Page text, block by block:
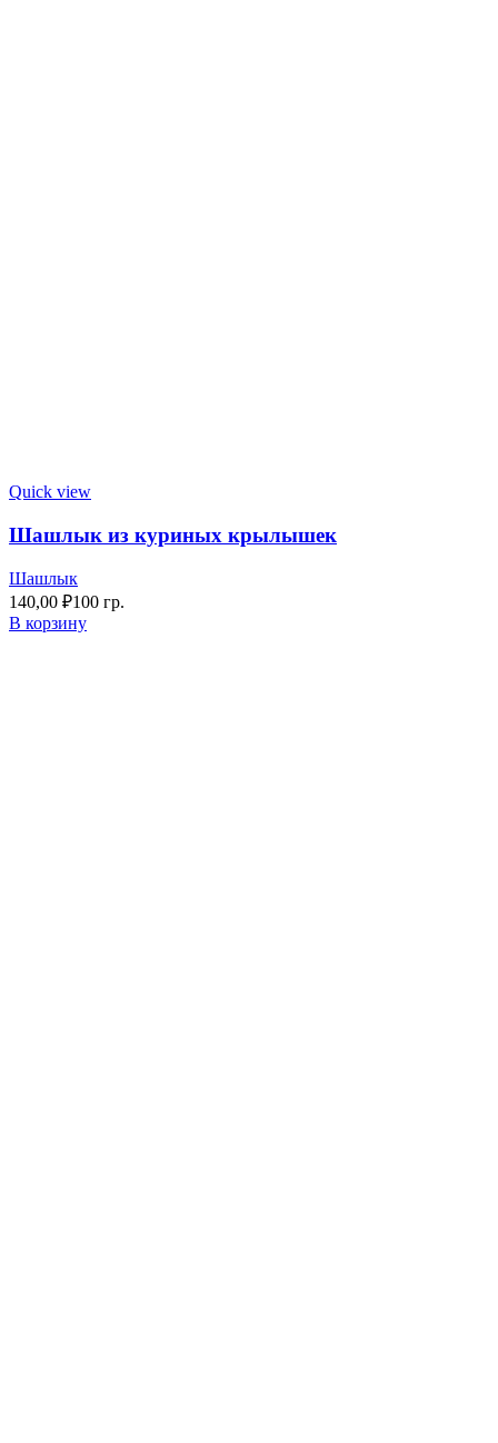
Quick view
Шашлык из куриных крылышек
Шашлык
140,00 ₽100 гр.
В корзину